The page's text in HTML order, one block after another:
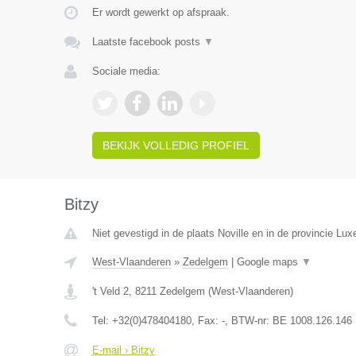
Er wordt gewerkt op afspraak.
Laatste facebook posts ▼
Sociale media:
BEKIJK VOLLEDIG PROFIEL
Bitzy
Niet gevestigd in de plaats Noville en in de provincie
West-Vlaanderen» Zedelgem Google maps ▼
't Veld 2, 8211 Zedelgem (West-Vlaanderen)
Tel: +32(0)478404180, Fax: -, BTW-nr: BE 1008.126.146
E-mail › Bitzy